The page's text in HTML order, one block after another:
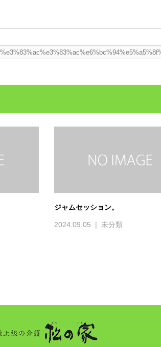
ジャムセッション。
2024.09.05 未分類